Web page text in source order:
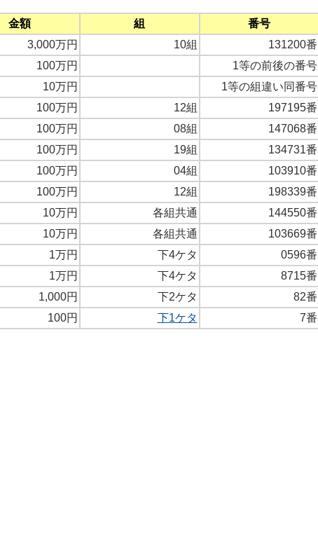
金額 組
番号
3,000万円
10組
131200番
100万円
1等の前後の番号
10万円
1等の組違い同番号
100万円
12組
197195番
100万円
08組
147068番
100万円
19組
134731番
100万円
04組
103910番
100万円
12組
198339番
10万円
各組共通
144550番
10万円
各組共通
103669番
1万円
下4ケタ
0596番
1万円
下4ケタ
8715番
1,000円
下2ケタ
82番
100円
下1ケタ 7番